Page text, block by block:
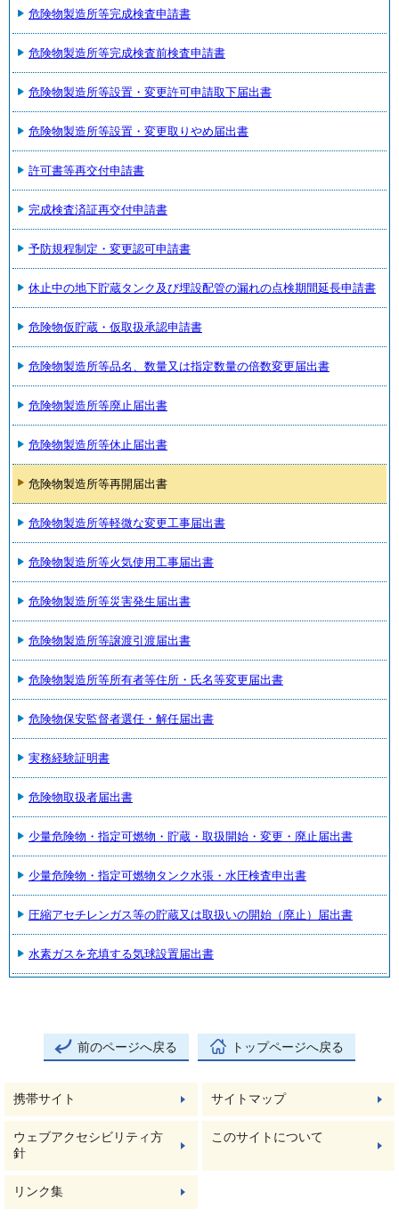
危険物製造所等完成検査申請書
危険物製造所等完成検査前検査申請書
危険物製造所等設置・変更許可申請取下届出書
危険物製造所等設置・変更取りやめ届出書
許可書等再交付申請書
完成検査済証再交付申請書
予防規程制定・変更認可申請書
休止中の地下貯蔵タンク及び埋設配管の漏れの点検期間延長申請書
危険物仮貯蔵・仮取扱承認申請書
危険物製造所等品名、数量又は指定数量の倍数変更届出書
危険物製造所等廃止届出書
危険物製造所等休止届出書
危険物製造所等再開届出書
危険物製造所等軽微な変更工事届出書
危険物製造所等火気使用工事届出書
危険物製造所等災害発生届出書
危険物製造所等譲渡引渡届出書
危険物製造所等所有者等住所・氏名等変更届出書
危険物保安監督者選任・解任届出書
実務経験証明書
危険物取扱者届出書
少量危険物・指定可燃物・貯蔵・取扱開始・変更・廃止届出書
少量危険物・指定可燃物タンク水張・水圧検査申出書
圧縮アセチレンガス等の貯蔵又は取扱いの開始（廃止）届出書
水素ガスを充填する気球設置届出書
前のページへ戻る トップページへ戻る
携帯サイト サイトマップ
ウェブアクセシビリティ方
針
このサイトについて
リンク集